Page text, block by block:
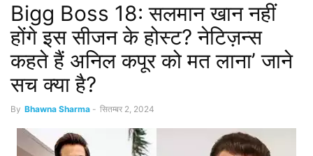
Bigg Boss 18: सलमान खान नहीं
होंगे इस सीजन के होस्ट? नेटिज़न्स
कहते हैं अनिल कपूर को मत लाना’ जाने
सच क्या है?
By Bhawna Sharma - सितम्बर 2, 2024